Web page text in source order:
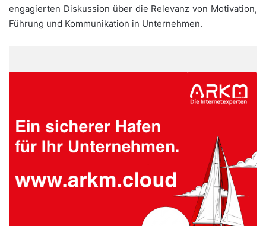
engagierten Diskussion über die Relevanz von Motivation,
Führung und Kommunikation in Unternehmen.